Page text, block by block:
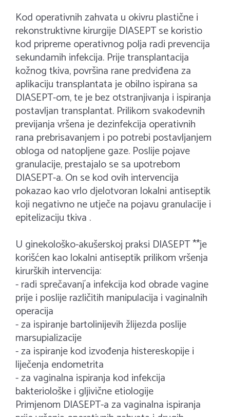
Kod operativnih zahvata u okivru plastične i
rekonstruktivne kirurgije DIASEPT se koristio
kod pripreme operativnog polja radi prevencija
sekundamih infekcija. Prije transplantacija
kožnog tkiva, površina rane predviđena za
aplikaciju transplantata je obilno ispirana sa
DIASEPT-om, te je bez otstranjivanja i ispiranja
postavljan transplantat. Prilikom svakodevnih
previjanja vršena je dezinfekcija operativnih
rana prebrisavanjem i po potrebi postavljanjem
obloga od natopljene gaze. Poslije pojave
granulacije, prestajalo se sa upotrebom
DIASEPT-a. On se kod ovih intervencija
pokazao kao vrlo djelotvoran lokalni antiseptik
koji negativno ne utječe na pojavu granulacije i
epitelizaciju tkiva .
U ginekološko-akušerskoj praksi DIASEPT **je
korišćen kao lokalni antiseptik prilikom vršenja
kirurških intervencija:
- radi sprečavanj´a infekcija kod obrade vagine
prije i poslije različitih manipulacija i vaginalnih
operacija
- za ispiranje bartolinijevih žlijezda poslije
marsupializacije
- za ispiranje kod izvođenja histereskopije i
liječenja endometrita
- za vaginalna ispiranja kod infekcija
bakteriološke i gljivične etiologije
Primjenom DIASEPT-a za vaginalna ispiranja